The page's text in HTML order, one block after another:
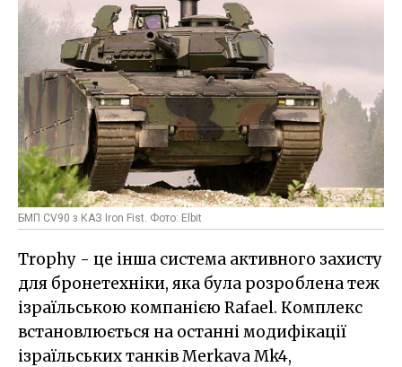
БМП CV90 з КАЗ Iron Fist. Фото: Elbit
Trophy - це інша система активного захисту
для бронетехніки, яка була розроблена теж
ізраїльською компанією Rafael. Комплекс
встановлюється на останні модифікації
ізраїльських танків Merkava Mk4,